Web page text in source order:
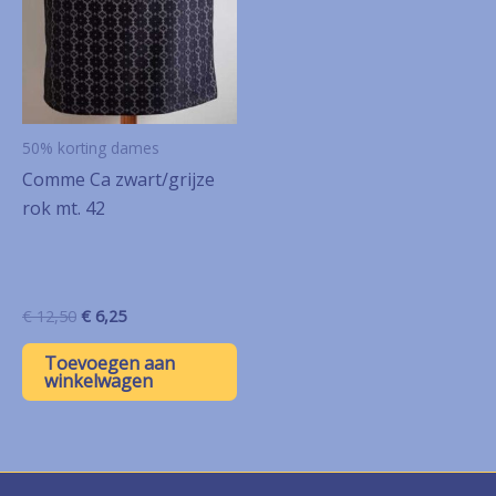
50% korting dames
Comme Ca zwart/grijze
rok mt. 42
€12,50 Oorspronkelijke
was:
€ 12,50.
€ 6,25Huidige
is:
€ 6,25.
Toevoegen aan
winkelwagen